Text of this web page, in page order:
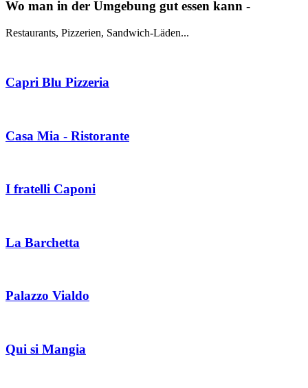
Wo man in der Umgebung gut essen kann -
Restaurants, Pizzerien, Sandwich-Läden...
Capri Blu Pizzeria
Casa Mia - Ristorante
I fratelli Caponi
La Barchetta
Palazzo Vialdo
Qui si Mangia